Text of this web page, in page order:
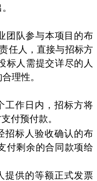
团队参与本项目的布
任人，直接与招标方
标人需提交详尽的人
理性。
工作日内，招标方将
付预付款。
招标人验收确认的布
付剩余的合同款项给
提供的等额正式发票